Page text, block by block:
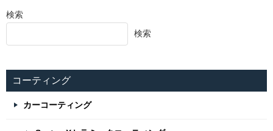
検索
検索
コーティング
カーコーティング